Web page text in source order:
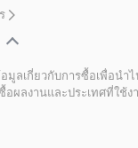
อมูลเกี่ยวกับการซื้อเพื่อน
ผลงานและประเทศที่ใ